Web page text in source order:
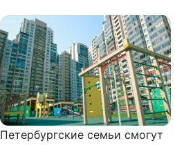
Петербургские семьи смогут